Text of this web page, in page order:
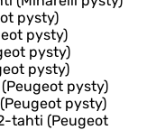
pysty)
pysty)
pysty)
pysty)
pysty)
pysty)
tahti (Peugeot